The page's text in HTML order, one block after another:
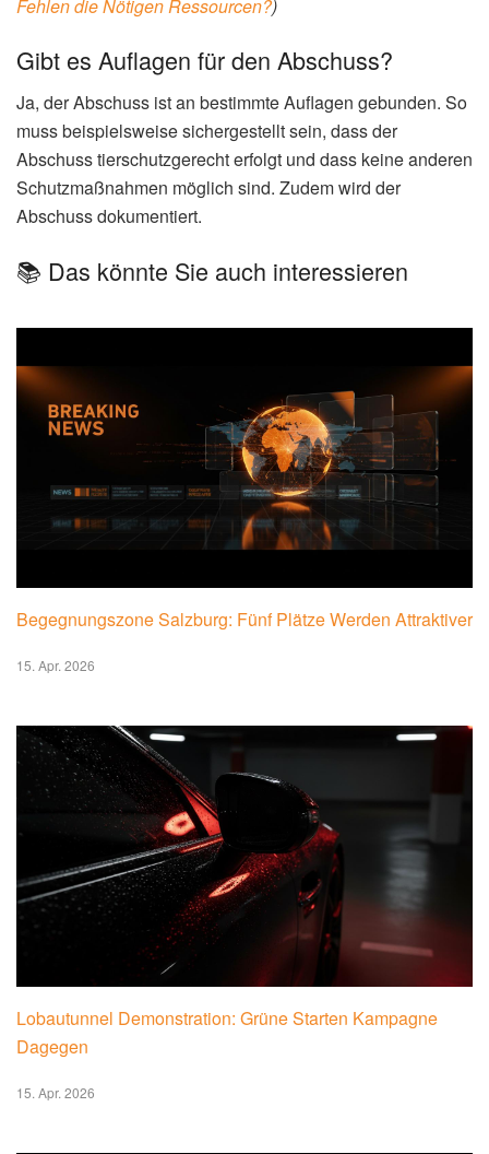
Fehlen die Nötigen Ressourcen?)
Gibt es Auflagen für den Abschuss?
Ja, der Abschuss ist an bestimmte Auflagen gebunden. So
muss beispielsweise sichergestellt sein, dass der
Abschuss tierschutzgerecht erfolgt und dass keine anderen
Schutzmaßnahmen möglich sind. Zudem wird der
Abschuss dokumentiert.
📚 Das könnte Sie auch interessieren
Begegnungszone Salzburg: Fünf Plätze Werden Attraktiver
15. Apr. 2026
Lobautunnel Demonstration: Grüne Starten Kampagne
Dagegen
15. Apr. 2026